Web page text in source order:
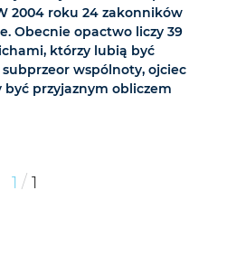
2004 roku 24 zakonników
Obecnie opactwo liczy 39
którzy lubią być
wspólnoty, ojciec
być przyjaznym obliczem
1 / 1